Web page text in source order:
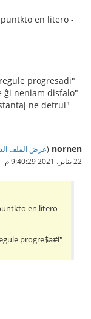
en litero -
progresadi"
ĝi neniam disfalo"
ne detrui"
nornen
(عرض الملف
22 يناير، 2021 9:40:29 م
en litero -
progre$a#i"